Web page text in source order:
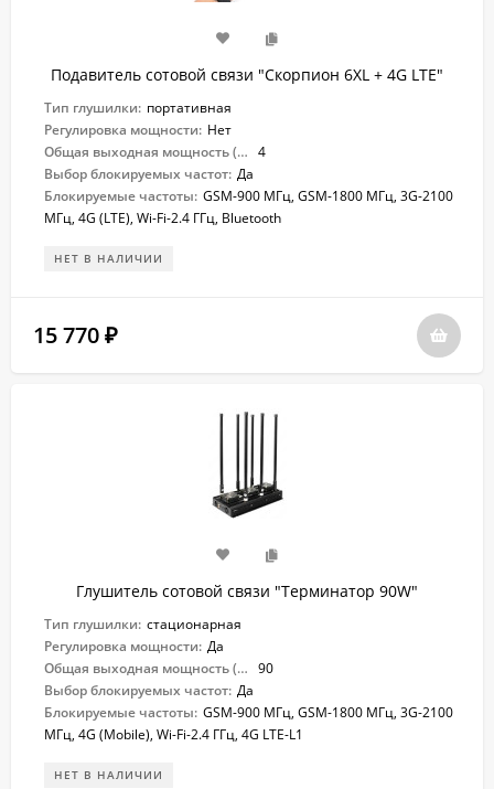
Подавитель сотовой связи "Скорпион 6XL + 4G LTE"
Тип глушилки: портативная
Регулировка мощности: Нет
Общая выходная мощность (Вт): 4
Выбор блокируемых частот: Да
Блокируемые частоты: GSM-900 МГц, GSM-1800 МГц, 3G-2100
МГц, 4G (LTE), Wi-Fi-2.4 ГГц, Bluetooth
НЕТ В НАЛИЧИИ
15 770 ₽
Глушитель сотовой связи "Терминатор 90W"
Тип глушилки: стационарная
Регулировка мощности: Да
Общая выходная мощность (Вт): 90
Выбор блокируемых частот: Да
Блокируемые частоты: GSM-900 МГц, GSM-1800 МГц, 3G-2100
МГц, 4G (Mobile), Wi-Fi-2.4 ГГц, 4G LTE-L1
НЕТ В НАЛИЧИИ